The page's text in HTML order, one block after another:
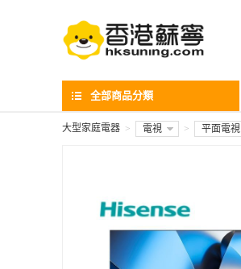
全部商品分類
大型家庭電器 > 電視 > 平面電視